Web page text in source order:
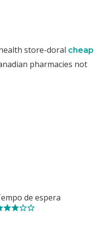
store-doral cheap
pharmacies not
de espera